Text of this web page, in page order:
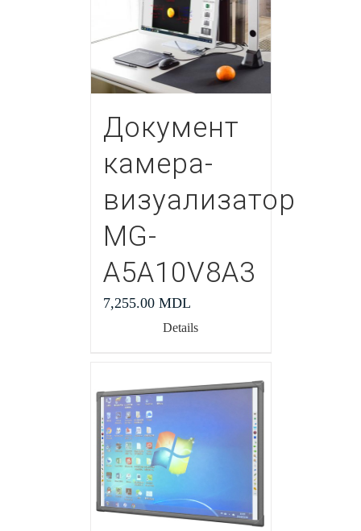
Документ
камера-
визуализатор
MG-
A5A10V8A3
7,255.00 MDL
Details